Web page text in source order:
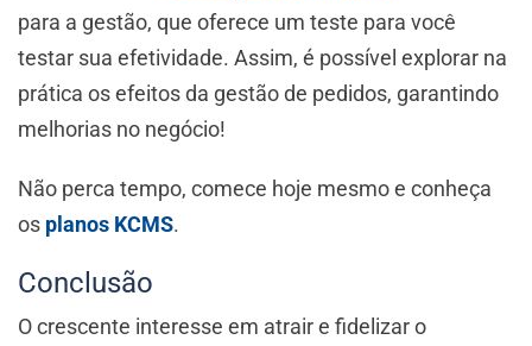
para a gestão, que oferece um teste para você
testar sua efetividade. Assim, é possível explorar na
prática os efeitos da gestão de pedidos, garantindo
melhorias no negócio!
Não perca tempo, comece hoje mesmo e conheça
os planos KCMS.
Conclusão
O crescente interesse em atrair e fidelizar o